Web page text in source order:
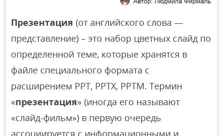
Презентация(от английского слова —
представление) – это набор цветных слайд по
определенной теме, которые хранятся в
файле специального формата с
расширением PPT, PPTX, PPTM. Термин
«презентация» (иногда его называют
«слайд-фильм») в первую очередь